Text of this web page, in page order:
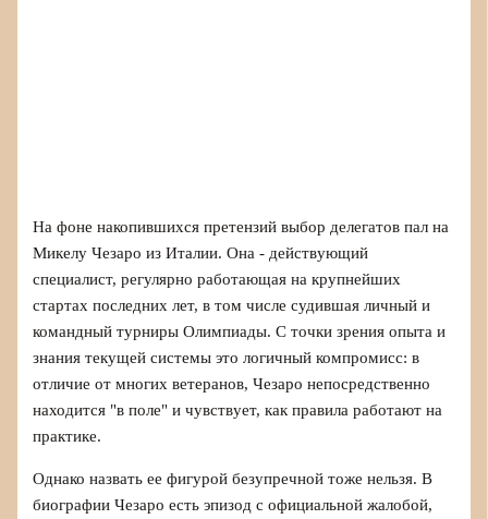
На фоне накопившихся претензий выбор делегатов пал на
Микелу Чезаро из Италии. Она - действующий
специалист, регулярно работающая на крупнейших
стартах последних лет, в том числе судившая личный и
командный турниры Олимпиады. С точки зрения опыта и
знания текущей системы это логичный компромисс: в
отличие от многих ветеранов, Чезаро непосредственно
находится "в поле" и чувствует, как правила работают на
практике.
Однако назвать ее фигурой безупречной тоже нельзя. В
биографии Чезаро есть эпизод с официальной жалобой,